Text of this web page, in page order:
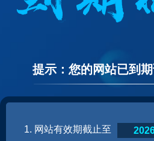
提示：您的网站已到
1. 网站有效期截止至